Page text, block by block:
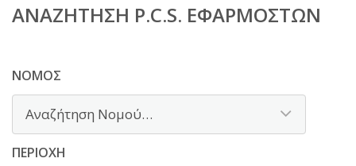
ΑΝΑΖΉΤΗΣΗ P.C.S. ΕΦΑΡΜΟΣΤΏΝ
ΝΟΜΌΣ
ΠΕΡΙΟΧΉ